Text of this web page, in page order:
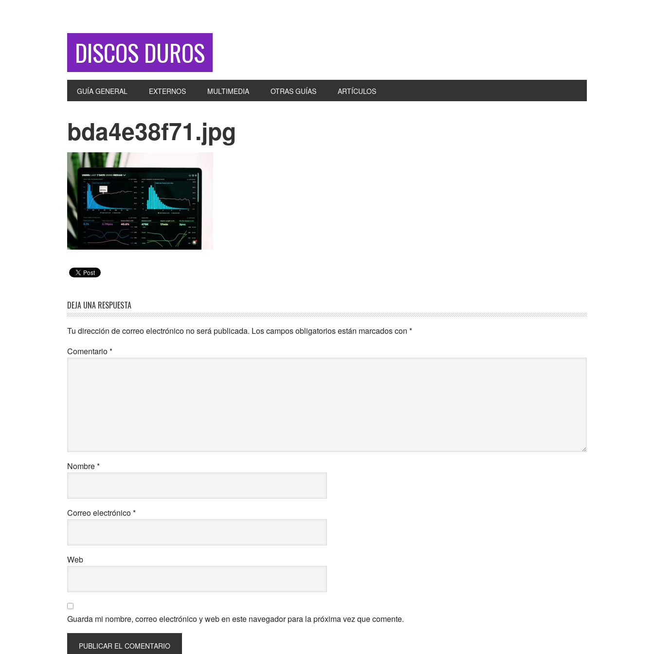
DISCOS DUROS
GUÍA GENERAL EXTERNOS MULTIMEDIA OTRAS GUÍAS ARTÍCULOS
bda4e38f71.jpg
DEJA UNA RESPUESTA
Tu dirección de correo electrónico no será publicada. Los campos obligatorios están marcados con *
Comentario*
Nombre*
Correo electrónico*
Web
Guarda mi nombre, correo electrónico y web en este navegador para la próxima vez que comente.